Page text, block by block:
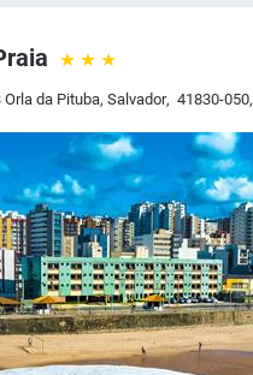
Orla da Pituba,Salvador, 41830-050,